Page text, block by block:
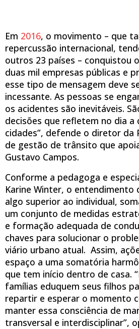
Em 2016, o movimento – que
repercussão internacional,
outros 23 países – conquistou
duas mil empresas públicas e
esse tipo de mensagem deve
incessante. As pessoas se
os acidentes são inevitáveis.
decisões que refletem no dia
cidades”, defende o diretor da
de gestão de trânsito que
Gustavo Campos.
Conforme a pedagoga e
Karine Winter, o entendimento
algo superior ao individual,
um conjunto de medidas
e formação adequada de
chaves para solucionar o
viário urbano atual. Assim,
espaço a uma somatória
que tem início dentro de casa.
famílias eduquem seus filhos
repartir e esperar o momento
manter essa consciência de
transversal e interdisciplinar”,